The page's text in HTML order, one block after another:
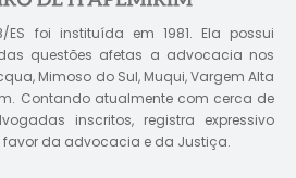
ES foi instituída em 1981. Ela possui
questões afetas a advocacia nos
Mimoso do Sul, Muqui, Vargem Alta
Contando atualmente com cerca de
inscritos, registra expressivo
da advocacia e da Justiça.